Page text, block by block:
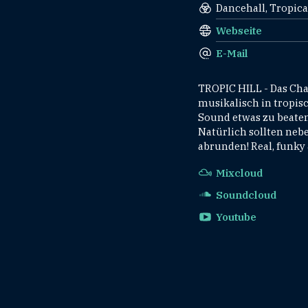
Dancehall,
Webseite
E-Mail
TROPIC HILL - Das
musikalisch in
Sound etwas zu
Natürlich sollten
abrunden! Real,
Mixcloud
Soundcloud
Youtube